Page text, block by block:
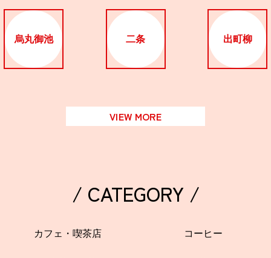
烏丸御池 二条 出町柳
VIEW MORE
/ CATEGORY /
カフェ・喫茶店 コーヒー